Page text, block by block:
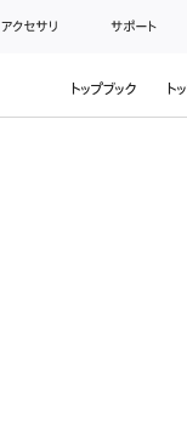
アクセサリ サポート
トップブック ト